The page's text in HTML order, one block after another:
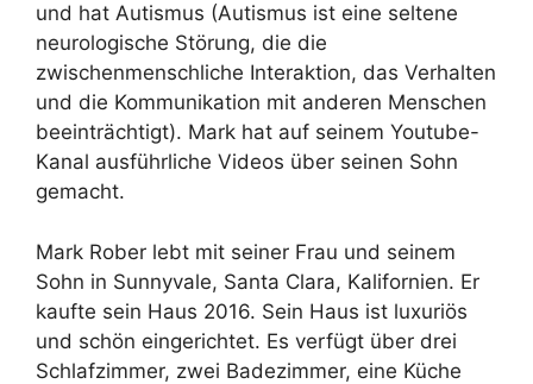
und hat Autismus (Autismus ist eine seltene
neurologische Störung, die die
zwischenmenschliche Interaktion, das Verhalten
und die Kommunikation mit anderen Menschen
beeinträchtigt). Mark hat auf seinem Youtube-
Kanal ausführliche Videos über seinen Sohn
gemacht.
Mark Rober lebt mit seiner Frau und seinem
Sohn in Sunnyvale, Santa Clara, Kalifornien. Er
kaufte sein Haus 2016. Sein Haus ist luxuriös
und schön eingerichtet. Es verfügt über drei
Schlafzimmer, zwei Badezimmer, eine Küche